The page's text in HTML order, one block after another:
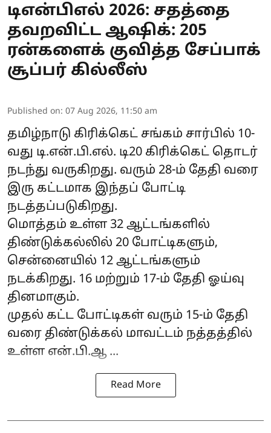
டிஎன்பிஎல் 2026: சதத்தை
தவறவிட்ட ஆஷிக்: 205
ரன்களைக் குவித்த சேப்பாக்
சூப்பர் கில்லீஸ்
Published on: 07 Aug 2026, 11:50 am
தமிழ்நாடு கிரிக்கெட் சங்கம் சார்பில் 10-
வது டி.என்.பி.எல். டி20 கிரிக்கெட் தொடர்
நடந்து வருகிறது. வரும் 28-ம் தேதி வரை
இரு கட்டமாக இந்தப் போட்டி
நடத்தப்படுகிறது.
மொத்தம் உள்ள 32 ஆட்டங்களில்
திண்டுக்கல்லில் 20 போட்டிகளும்,
சென்னையில் 12 ஆட்டங்களும்
நடக்கிறது. 16 மற்றும் 17-ம் தேதி ஓய்வு
தினமாகும்.
முதல் கட்ட போட்டிகள் வரும் 15-ம் தேதி
வரை திண்டுக்கல் மாவட்டம் நத்தத்தில்
உள்ள என்.பி.ஆ ...
Read More